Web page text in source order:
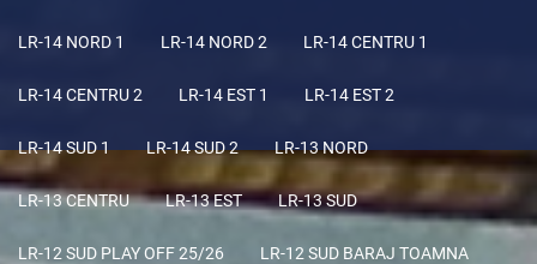
LR-14 NORD 1 LR-14 NORD 2 LR-14 CENTRU 1
LR-14 CENTRU 2 LR-14 EST 1 LR-14 EST 2
LR-14 SUD 1 LR-14 SUD 2 LR-13 NORD
LR-13 CENTRU LR-13 EST LR-13 SUD
LR-12 SUD PLAY OFF 25/26 LR-12 SUD BARAJ TOAMNA